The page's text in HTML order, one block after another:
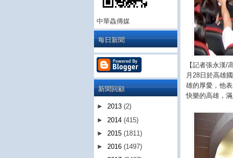
【記者張永漢/
月28日於高雄
雄的厚愛，他
快樂的高雄，滿
中華鱻傳媒
每日新聞
新聞回顧
► 2013 (2)
► 2014 (415)
► 2015 (1811)
► 2016 (1497)